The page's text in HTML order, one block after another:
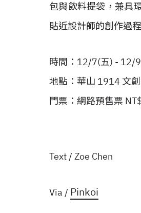
包與飲料提袋，兼具
貼近設計師的創作過
時間：12/7(五) - 12/
地點：華山 1914 文
門票：網路預售票
Text / Zoe Chen
Via / Pinkoi